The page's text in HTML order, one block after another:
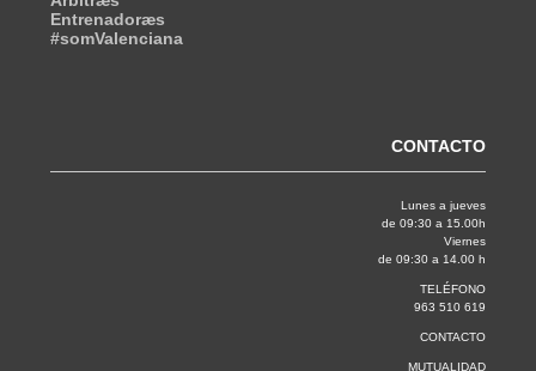
Entrenadoræs
#somValenciana
CONTACTO
Lunes a jueves
de 09:30 a 15.00h
Viernes
de 09:30 a 14.00 h
TELÉFONO
963 510 619
CONTACTO
MUTUALIDAD